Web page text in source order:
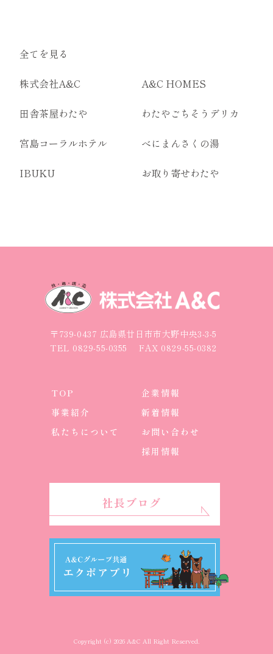
全てを見る
株式会社A&C A&C HOMES
田舎茶屋わたや わたやごちそうデリカ
宮島コーラルホテル べにまんさくの湯
IBUKU お取り寄せわたや
〒739-0437 広島県廿日市市大野中央3-3-5
TEL 0829-55-0355 FAX 0829-55-0382
TOP
事業紹介
私たちについて
企業情報
新着情報
お問い合わせ
採用情報
社長ブログ
Copyright (c) 2026 A&C All Right Reserved.